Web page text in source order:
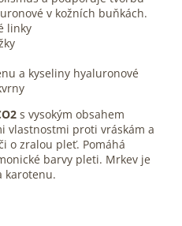
v kožních buňkách.
linky
a kyseliny hyaluronové
s vysokým obsahem
vlastnostmi proti vráskám a
o zralou pleť. Pomáhá
barvy pleti. Mrkev je
karotenu.